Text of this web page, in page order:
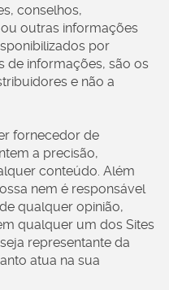
conselhos,
outras informações
por
de informações, são os
e não a
fornecedor de
a precisão,
conteúdo. Além
nem é responsável
qualquer opinião,
qualquer um dos Sites
representante da
atua na sua